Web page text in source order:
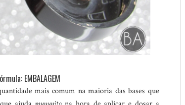
EMBALAGEM
mais comum na maioria das bases que